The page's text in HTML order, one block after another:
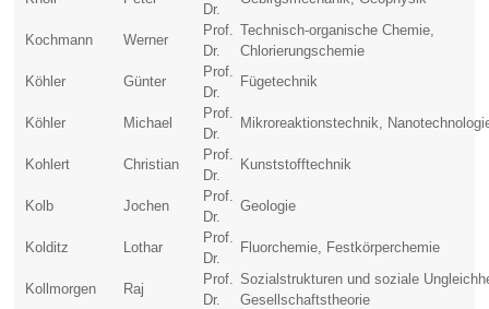
Dr.
Kochmann Werner
Prof.
Dr.
Technisch-organische Chemie,
Chlorierungschemie
Köhler
Günter
Prof.
Dr.
Fügetechnik
Köhler Michael
Prof.
Dr.
Mikroreaktionstechnik,
Kohlert Christian
Prof.
Dr.
Kunststofftechnik
Kolb Jochen
Prof.
Dr.
Geologie
Kolditz Lothar
Prof.
Dr.
Fluorchemie, Festkörperchemie
Kollmorgen Raj
Prof.
Dr.
Sozialstrukturen und soziale
Gesellschaftstheorie